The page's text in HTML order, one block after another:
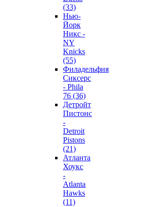
(33)
Нью-
Йорк
Никс -
NY
Knicks
(55)
Филадельфия
Сиксерс
- Phila
76 (36)
Детройт
Пистонс
-
Detroit
Pistons
(21)
Атланта
Хоукс
-
Atlanta
Hawks
(11)